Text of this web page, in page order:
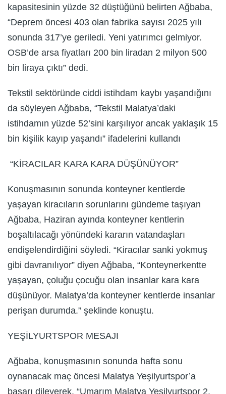
kapasitesinin yüzde 32 düştüğünü belirten Ağbaba,
“Deprem öncesi 403 olan fabrika sayısı 2025 yılı
sonunda 317’ye geriledi. Yeni yatırımcı gelmiyor.
OSB’de arsa fiyatları 200 bin liradan 2 milyon 500
bin liraya çıktı” dedi.
Tekstil sektöründe ciddi istihdam kaybı yaşandığını
da söyleyen Ağbaba, “Tekstil Malatya’daki
istihdamın yüzde 52’sini karşılıyor ancak yaklaşık 15
bin kişilik kayıp yaşandı” ifadelerini kullandı
“KİRACILAR KARA KARA DÜŞÜNÜYOR”
Konuşmasının sonunda konteyner kentlerde
yaşayan kiracıların sorunlarını gündeme taşıyan
Ağbaba, Haziran ayında konteyner kentlerin
boşaltılacağı yönündeki kararın vatandaşları
endişelendirdiğini söyledi. “Kiracılar sanki yokmuş
gibi davranılıyor” diyen Ağbaba, “Konteynerkentte
yaşayan, çoluğu çocuğu olan insanlar kara kara
düşünüyor. Malatya’da konteyner kentlerde insanlar
perişan durumda.” şeklinde konuştu.
YEŞİLYURTSPOR MESAJI
Ağbaba, konuşmasının sonunda hafta sonu
oynanacak maç öncesi Malatya Yeşilyurtspor’a
başarı dileyerek, “Umarım Malatya Yeşilyurtspor 2.